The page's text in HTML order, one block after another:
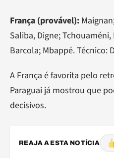
França (provável):
Saliba, Digne;
Barcola; Mbappé. Técnico:
A França é favorita pelo
Paraguai já mostrou que
decisivos.
REAJA A ESTA NOTÍCIA